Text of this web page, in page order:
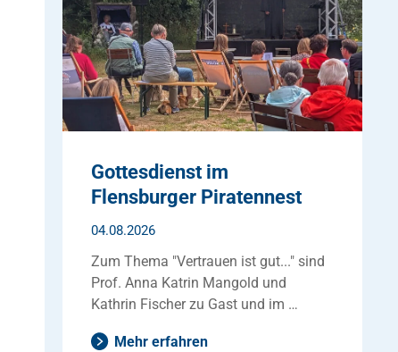
Gottesdienst im
Flensburger Piratennest
04.08.2026
Zum Thema "Vertrauen ist gut..." sind
Prof. Anna Katrin Mangold und
Kathrin Fischer zu Gast und im …
Mehr erfahren